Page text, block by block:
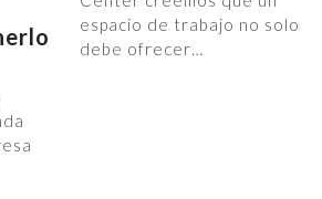
espacio de trabajo no solo
debe ofrecer…